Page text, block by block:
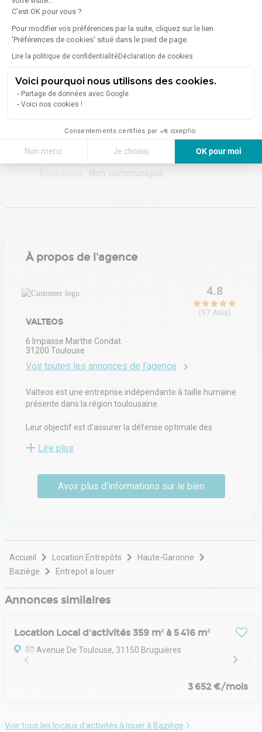
C'est OK pour vous ?
Pour modifier vos préférences par la suite, cliquez sur le lien
'Préférences de cookies' situé dans le pied de page.
Lire la politique de confidentialitéDéclaration de cookies
Voici pourquoi nous utilisons des cookies.
Partage de données avec Google
Voici nos cookies !
Consentements certifiés par
Non merci Je choisis
OK pour moi
Énergie
Indice d'émission de gaz à effet de serre (GES)
En savoir plus sur le bien
À propos de l'agence
VALTEOS
4.8
(97 Avis)
6 Impasse Marthe Condat
31200 Toulouse
Voir toutes les annonces de l'agence
Valteos est une entreprise indépendante à taille humaine
présente dans la région toulousaine.
Leur objectif est d'assurer la défense optimale des
professionnalisme.
Ils ont à cœur de parfaire leur connaissance du secteur
en nouant des liens étroits avec les acteurs du marché.
Ils ont la réactivité d'une structure flexible et sont
Lire plus
Avoir plus d'informations sur le bien
Accueil Location Entrepôts
Haute-Garonne
Baziège
Entrepot a louer
Annonces similaires
Location Local d'activités 359 m² à 5 416 m²
80 Avenue De Toulouse, 31150 Bruguières
3 652 €/mois
Voir tous les locaux d'activités à louer à Baziège